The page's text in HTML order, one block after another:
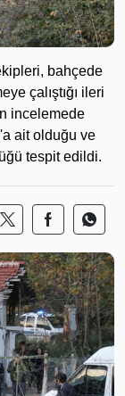
bahçede
çalıştığı ileri
incelemede
ait olduğu ve
tespit edildi.